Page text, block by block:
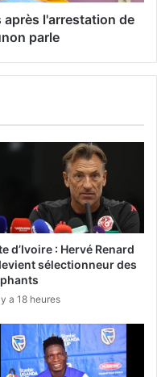
après l'arrestation de
parle
d’Ivoire : Hervé Renard
sélectionneur des
a 18 heures